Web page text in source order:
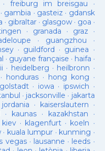
freiburg im breisgau ·
gambia · gasteiz · gdansk
· gibraltar· glasgow· goa ·
· granada · graz ·
· guangzhou ·
· guildford · guinea ·
· guyane française · haifa ·
· heidelberg · heilbronn ·
· honduras· hong kong ·
· iowa · ipswich ·
· jacksonville · jakarta
jordania · kaiserslautern ·
· kaunas· kazakhstan ·
kiev· klagenfurt · koeln ·
· kuala lumpur · kunming ·
vegas· lausanne · leeds ·